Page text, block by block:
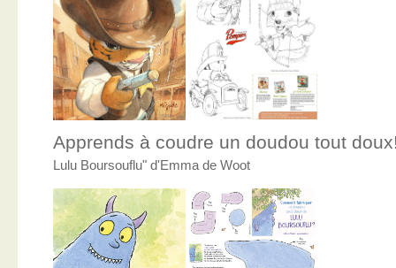
Apprends à coudre un doudou tout
Lulu Boursouflu" d'Emma de Woot